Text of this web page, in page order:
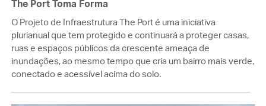
The Port Toma Forma
O Projeto de Infraestrutura The Port é uma iniciativa
plurianual que tem protegido e continuará a proteger casas,
ruas e espaços públicos da crescente ameaça de
inundações, ao mesmo tempo que cria um bairro mais verde,
conectado e acessível acima do solo.